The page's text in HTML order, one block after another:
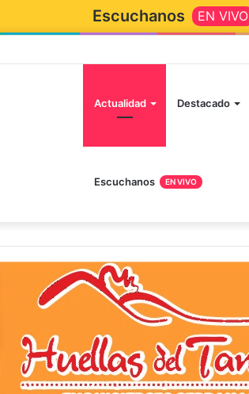
Escuchanos EN VIVO
Inicio
Actualidad Destacado
Escuchanos EN VIVO